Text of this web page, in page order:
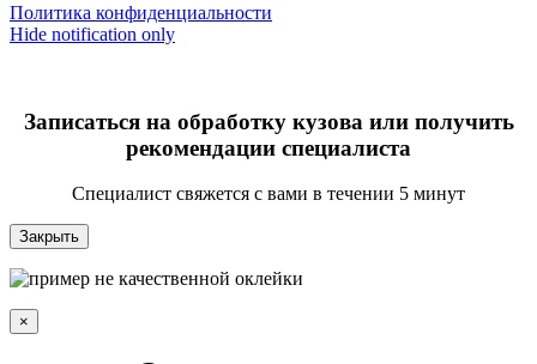
Политика конфиденциальности
Hide notification only
Записаться на обработку кузова или получить
рекомендации специалиста
Специалист свяжется с вами в течении 5 минут
Закрыть
×